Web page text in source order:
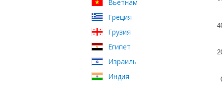
Вьетнам
Греция
Грузия
Египет
Израиль
Индия